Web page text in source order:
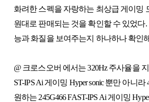
화려한 스펙을 자랑하는 최상급 게이밍
원대로 판매되는 것을 확인할 수 있었다
능과 화질을 보여주는지 하나하나 확인
@ 크로스오버 에서는 320Hz 주사율을
ST-IPS Ai 게이밍 Hyper sonic 뿐만 아니라
원하는 245G466 FAST-IPS Ai 게이밍